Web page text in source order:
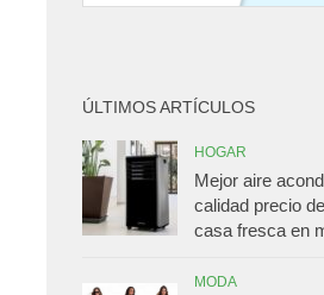
ÚLTIMOS ARTÍCULOS
HOGAR
Mejor aire
calidad precio
casa fresca en
MODA